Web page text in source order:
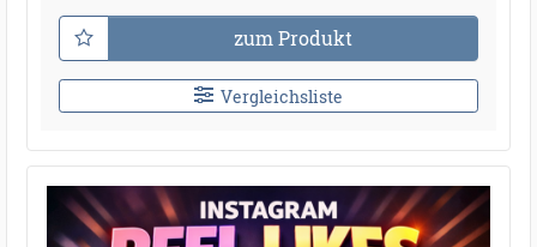
zum Produkt
Vergleichsliste